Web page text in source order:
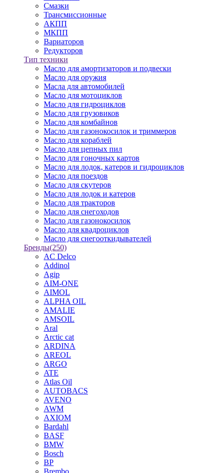
Смазки
Трансмиссионные
АКПП
МКПП
Вариаторов
Редукторов
Тип техники
Масло для амортизаторов и подвески
Масло для оружия
Масла для автомобилей
Масло для мотоциклов
Масло для гидроциклов
Масло для грузовиков
Масло для комбайнов
Масло для газонокосилок и триммеров
Масло для кораблей
Масло для цепных пил
Масло для гоночных картов
Масло для лодок, катеров и гидроциклов
Масло для поездов
Масло для скутеров
Масло для лодок и катеров
Масло для тракторов
Масло для снегоходов
Масло для газонокосилок
Масло для квадроциклов
Масло для снегооткидывателей
Бренды(250)
AC Delco
Addinol
Agip
AIM-ONE
AIMOL
ALPHA OIL
AMALIE
AMSOIL
Aral
Arctic cat
ARDINA
AREOL
ARGO
ATE
Atlas Oil
AUTOBACS
AVENO
AWM
AXIOM
Bardahl
BASF
BMW
Bosch
BP
Brembo